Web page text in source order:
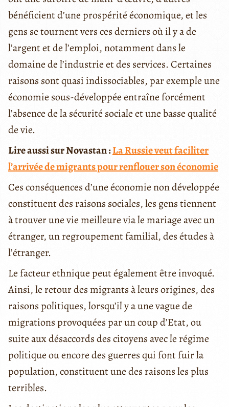
bénéficient d’une prospérité économique, et les
gens se tournent vers ces derniers où il y a de
l’argent et de l’emploi, notamment dans le
domaine de l’industrie et des services. Certaines
raisons sont quasi indissociables, par exemple une
économie sous-développée entraîne forcément
l’absence de la sécurité sociale et une basse qualité
de vie.
Lire aussi sur Novastan :La Russie veut faciliter
l’arrivée de migrants pour renflouer son économie
Ces conséquences d’une économie non développée
constituent des raisons sociales, les gens tiennent
à trouver une vie meilleure via le mariage avec un
étranger, un regroupement familial, des études à
l’étranger.
Le facteur ethnique peut également être invoqué.
Ainsi, le retour des migrants à leurs origines, des
raisons politiques, lorsqu’il y a une vague de
migrations provoquées par un coup d’Etat, ou
suite aux désaccords des citoyens avec le régime
politique ou encore des guerres qui font fuir la
population, constituent une des raisons les plus
terribles.